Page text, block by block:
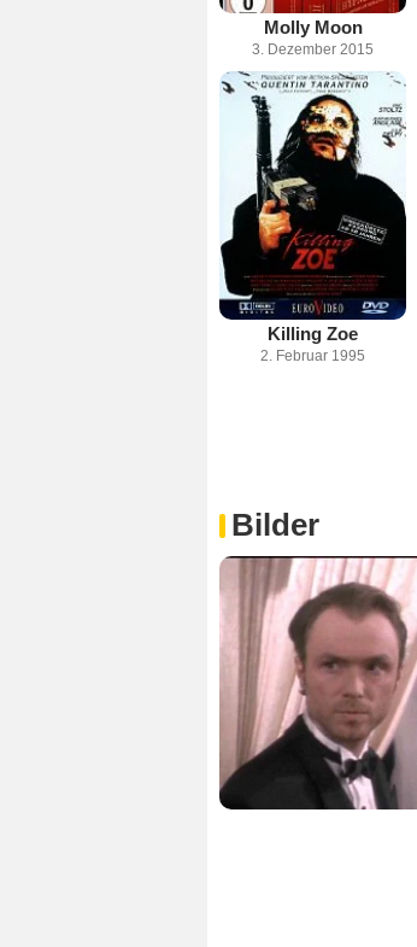
Molly Moon
3. Dezember 2015
Killing Zoe
2. Februar 1995
Bilder